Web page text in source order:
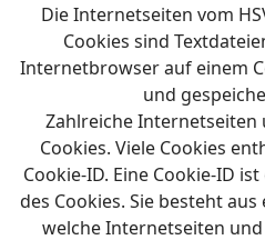
Die Internetseiten vom
Cookies sind
Internetbrowser auf einem
und
Zahlreiche Internetseiten
Cookies. Viele Cookies
Cookie-ID. Eine Cookie-ID
des Cookies. Sie besteht
welche Internetseiten